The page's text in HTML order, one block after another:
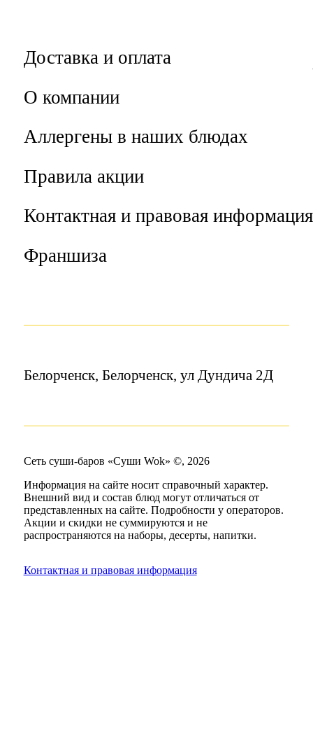
Доставка и оплата
О компании
Аллергены в наших блюдах
Правила акции
Контактная и правовая информация
Франшиза
Белорченск, Белорченск, ул Дундича 2Д
Сеть суши-баров «Суши Wok» ©, 2026
Информация на сайте носит справочный характер.
Внешний вид и состав блюд могут отличаться от
представленных на сайте. Подробности у операторов.
Акции и скидки не суммируются и не
распространяются на наборы, десерты, напитки.
Контактная и правовая информация